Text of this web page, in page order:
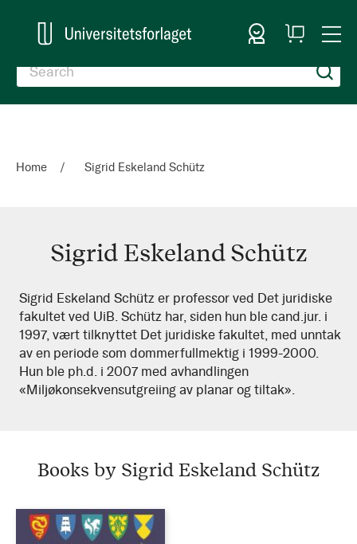
Sign In
My
Cart
Home Sigrid Eskeland Schütz
Sigrid Eskeland Schütz
Sigrid
Eskeland
Schütz
Sigrid Eskeland Schütz er professor ved Det juridiske
fakultet ved UiB. Schütz har, siden hun ble cand.jur. i
1997, vært tilknyttet Det juridiske fakultet, med unntak
av en periode som dommerfullmektig i 1999-2000.
Hun ble ph.d. i 2007 med avhandlingen
«Miljøkonsekvensutgreiing av planar og tiltak».
Books by Sigrid Eskeland Schütz